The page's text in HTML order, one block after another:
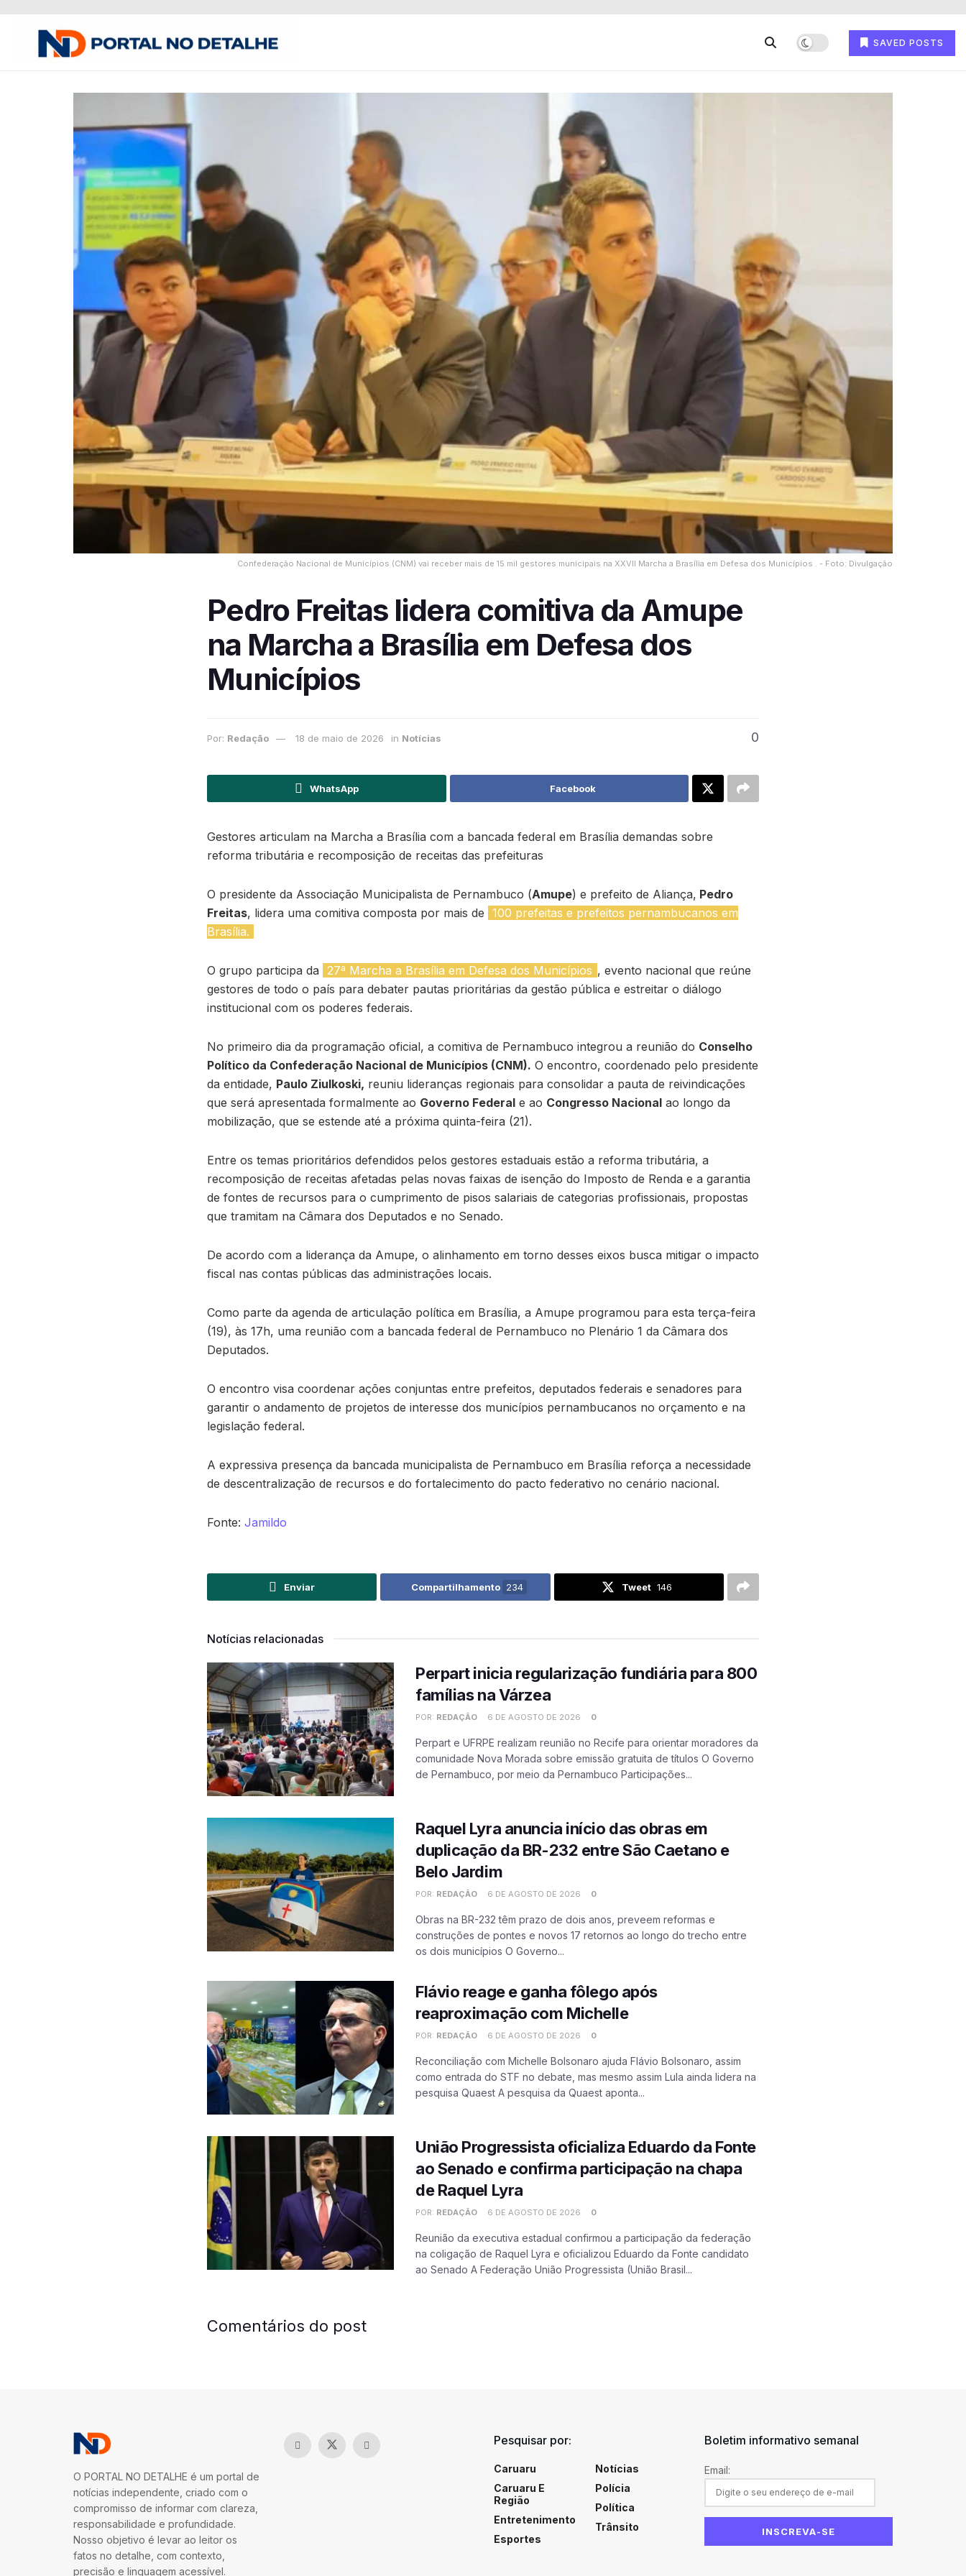
SAVED POSTS
Confederação Nacional de Municípios (CNM) vai receber mais de 15 mil gestores municipais na XXVII Marcha a Brasília em Defesa dos Municípios . - Foto: Divulgação
Pedro Freitas lidera comitiva da Amupe
na Marcha a Brasília em Defesa dos
Municípios
Por: Redação 18 de maio de 2026 in Notícias 0
WhatsApp Facebook
Gestores articulam na Marcha a Brasília com a bancada federal em Brasília demandas sobre
reforma tributária e recomposição de receitas das prefeituras
O presidente da Associação Municipalista de Pernambuco (Amupe) e prefeito de Aliança, Pedro
Freitas, lidera uma comitiva composta por mais de
100 prefeitas e prefeitos pernambucanos em
Brasília.
O grupo participa da 27ª Marcha a Brasília em Defesa dos Municípios , evento nacional que reúne
gestores de todo o país para debater pautas prioritárias da gestão pública e estreitar o diálogo
institucional com os poderes federais.
No primeiro dia da programação oficial, a comitiva de Pernambuco integrou a reunião do Conselho
Político da Confederação Nacional de Municípios (CNM). O encontro, coordenado pelo presidente
da entidade, Paulo Ziulkoski, reuniu lideranças regionais para consolidar a pauta de reivindicações
que será apresentada formalmente ao Governo Federal e ao Congresso Nacional ao longo da
mobilização, que se estende até a próxima quinta-feira (21).
Entre os temas prioritários defendidos pelos gestores estaduais estão a reforma tributária, a
recomposição de receitas afetadas pelas novas faixas de isenção do Imposto de Renda e a garantia
de fontes de recursos para o cumprimento de pisos salariais de categorias profissionais, propostas
que tramitam na Câmara dos Deputados e no Senado.
De acordo com a liderança da Amupe, o alinhamento em torno desses eixos busca mitigar o impacto
fiscal nas contas públicas das administrações locais.
Como parte da agenda de articulação política em Brasília, a Amupe programou para esta terça-feira
(19), às 17h, uma reunião com a bancada federal de Pernambuco no Plenário 1 da Câmara dos
Deputados.
O encontro visa coordenar ações conjuntas entre prefeitos, deputados federais e senadores para
garantir o andamento de projetos de interesse dos municípios pernambucanos no orçamento e na
legislação federal.
A expressiva presença da bancada municipalista de Pernambuco em Brasília reforça a necessidade
de descentralização de recursos e do fortalecimento do pacto federativo no cenário nacional.
Fonte: Jamildo
Enviar Compartilhamento 234 Tweet 146
Notícias relacionadas
Perpart inicia regularização fundiária para 800
famílias na Várzea
POR: REDAÇÃO 6 DE AGOSTO DE 2026 0
Perpart e UFRPE realizam reunião no Recife para orientar moradores da
comunidade Nova Morada sobre emissão gratuita de títulos O Governo
de Pernambuco, por meio da Pernambuco Participações...
Raquel Lyra anuncia início das obras em
duplicação da BR-232 entre São Caetano e
Belo Jardim
POR: REDAÇÃO 6 DE AGOSTO DE 2026 0
Obras na BR-232 têm prazo de dois anos, preveem reformas e
construções de pontes e novos 17 retornos ao longo do trecho entre
os dois municípios O Governo...
Flávio reage e ganha fôlego após
reaproximação com Michelle
POR: REDAÇÃO 6 DE AGOSTO DE 2026 0
Reconciliação com Michelle Bolsonaro ajuda Flávio Bolsonaro, assim
como entrada do STF no debate, mas mesmo assim Lula ainda lidera na
pesquisa Quaest A pesquisa da Quaest aponta...
União Progressista oficializa Eduardo da Fonte
ao Senado e confirma participação na chapa
de Raquel Lyra
POR: REDAÇÃO 6 DE AGOSTO DE 2026 0
Reunião da executiva estadual confirmou a participação da federação
na coligação de Raquel Lyra e oficializou Eduardo da Fonte candidato
ao Senado A Federação União Progressista (União Brasil...
Comentários do post
O PORTAL NO DETALHE é um portal de
notícias independente, criado com o
compromisso de informar com clareza,
responsabilidade e profundidade.
Nosso objetivo é levar ao leitor os
fatos no detalhe, com contexto,
precisão e linguagem acessível.
Pesquisar por:
Caruaru
Caruaru E
Região
Entretenimento
Esportes
Notícias
Polícia
Política
Trânsito
Boletim informativo semanal
Email: